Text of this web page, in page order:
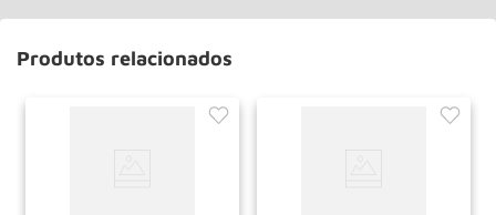
Produtos relacionados